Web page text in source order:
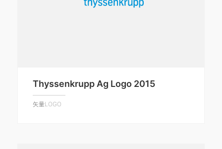
Thyssenkrupp Ag Logo 2015
矢量LOGO